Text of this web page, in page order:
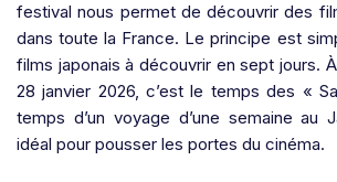
festival nous permet de découvrir des
dans toute la France. Le principe est
films japonais à découvrir en sept jours.
28 janvier 2026, c’est le temps des «
temps d’un voyage d’une semaine au
idéal pour pousser les portes du cinéma.